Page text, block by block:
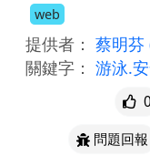
web
提供者： 蔡明芬
關鍵字： 游泳.
0
問題回報